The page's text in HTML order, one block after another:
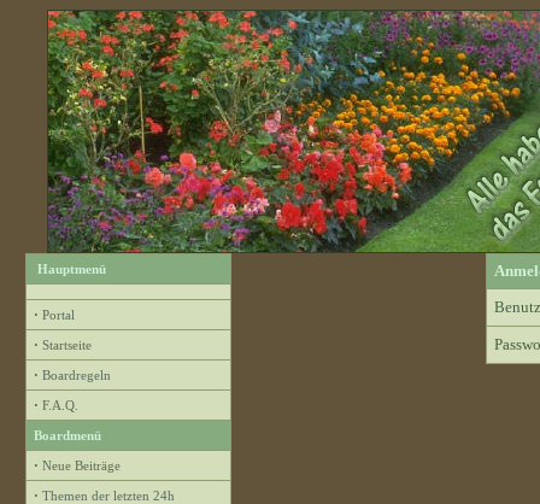
Hauptmenü
· Portal
· Startseite
· Boardregeln
· F.A.Q.
Boardmenü
· Neue Beiträge
· Themen der letzten 24h